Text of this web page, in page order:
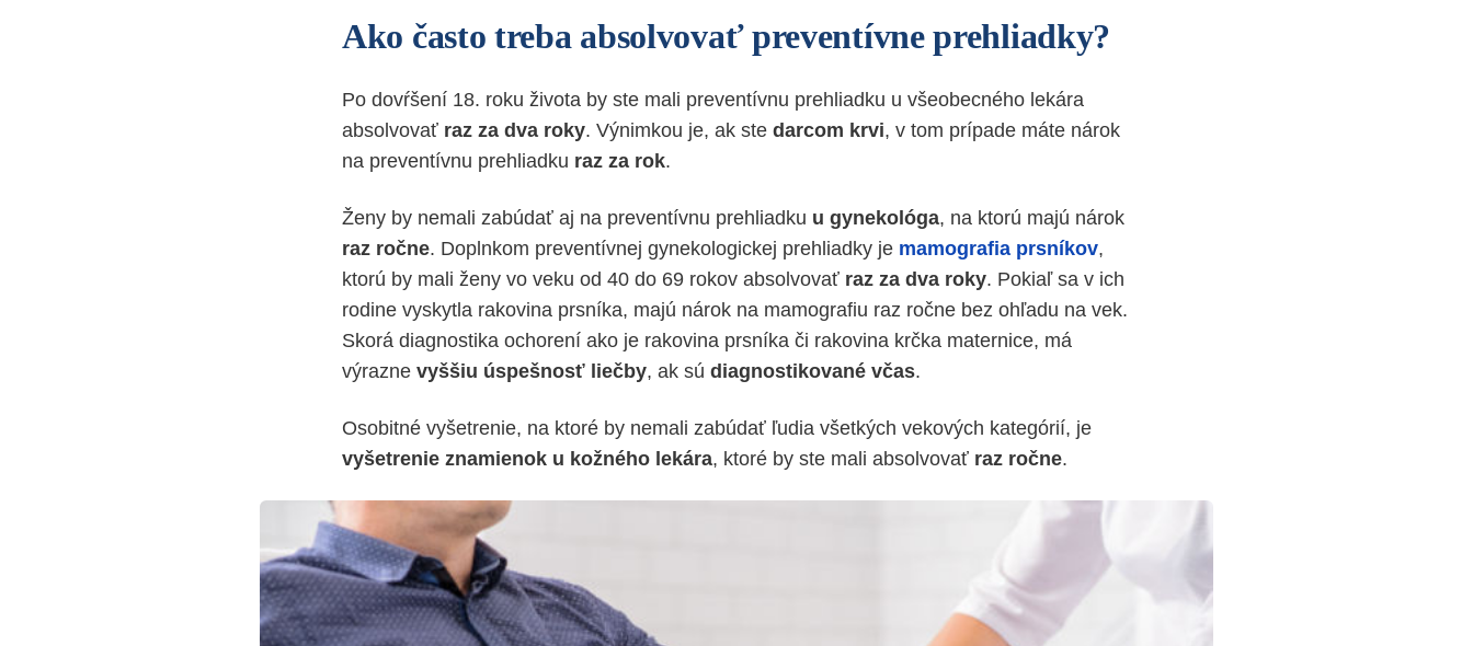
Ako často treba absolvovať preventívne prehliadky?
Po dovŕšení 18. roku života by ste mali preventívnu prehliadku u všeobecného lekára
absolvovať raz za dva roky. Výnimkou je, ak ste darcom krvi, v tom prípade máte nárok
na preventívnu prehliadku raz za rok.
Ženy by nemali zabúdať aj na preventívnu prehliadku u gynekológa, na ktorú majú nárok
raz ročne. Doplnkom preventívnej gynekologickej prehliadky je mamografia prsníkov,
ktorú by mali ženy vo veku od 40 do 69 rokov absolvovať raz za dva roky. Pokiaľ sa v ich
rodine vyskytla rakovina prsníka, majú nárok na mamografiu raz ročne bez ohľadu na vek.
Skorá diagnostika ochorení ako je rakovina prsníka či rakovina krčka maternice, má
výrazne vyššiu úspešnosť liečby, ak sú diagnostikované včas.
Osobitné vyšetrenie, na ktoré by nemali zabúdať ľudia všetkých vekových kategórií, je
vyšetrenie znamienok u kožného lekára, ktoré by ste mali absolvovať raz ročne.